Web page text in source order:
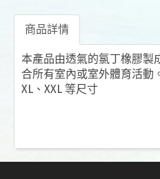
商品詳情
本產品由透氣的氯丁橡膠製
合所有室內或室外體育活動
XL、XXL 等尺寸